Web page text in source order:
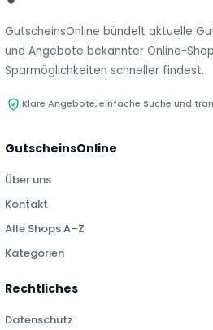
GutscheinsOnline bündelt aktuelle
und Angebote bekannter Online-
Sparmöglichkeiten schneller findest.
Klare Angebote, einfache Suche und
GutscheinsOnline
Über uns
Kontakt
Alle Shops A–Z
Kategorien
Rechtliches
Datenschutz